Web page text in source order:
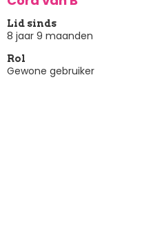
Lid sinds
8 jaar 9 maanden
Rol
Gewone gebruiker